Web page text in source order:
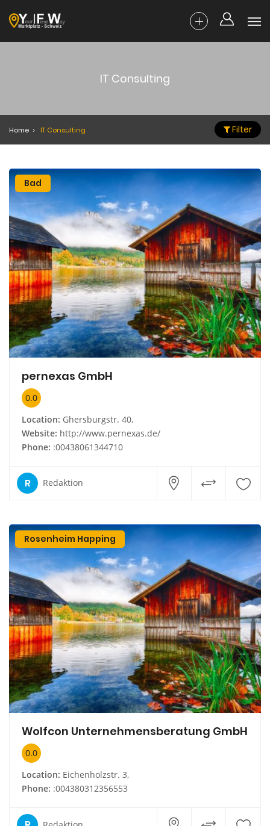
IT Consulting
Home IT Consulting Filter
Bad
pernexas GmbH
0.0
Location: Ghersburgstr. 40,
Website: http://www.pernexas.de/
Phone: :00438061344710
R Redaktion
Rosenheim Happing
Wolfcon Unternehmensberatung GmbH
0.0
Location: Eichenholzstr. 3,
Phone: :004380312356553